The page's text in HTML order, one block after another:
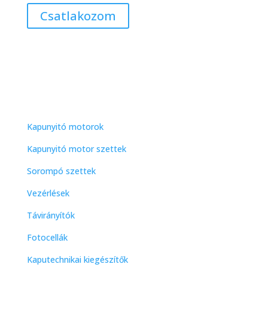
Csatlakozom
Kapunyitó motorok
Kapunyitó motor szettek
Sorompó szettek
Vezérlések
Távirányítók
Fotocellák
Kaputechnikai kiegészítők